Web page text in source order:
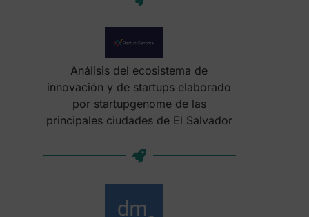
Análisis del ecosistema de
innovación y de startups elaborado
por startupgenome de las
principales ciudades de El Salvador